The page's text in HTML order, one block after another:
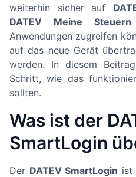
weiterhin sicher auf
DATEV Meine Steuern
Anwendungen zugreifen
auf das neue Gerät
werden. In diesem
Schritt, wie das
sollten.
Was ist der
SmartLogin
Der DATEV SmartLogin ist